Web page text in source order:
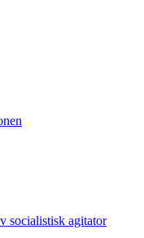
socialistisk agitator